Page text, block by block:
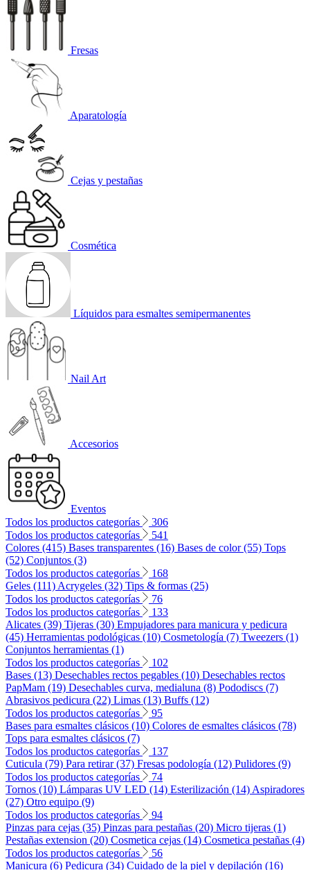
Fresas
Aparatología
Cejas y pestañas
Cosmética
Líquidos para esmaltes semipermanentes
Nail Art
Accesorios
Eventos
Todos los productos categorías
306
Todos los productos categorías
541
Colores (415) Bases transparentes (16) Bases de color (55) Tops
(52) Conjuntos (3)
Todos los productos categorías
168
Geles (111) Acrygeles (32) Tips & formas (25)
Todos los productos categorías
76
Todos los productos categorías
133
Alicates (39) Tijeras (30) Empujadores para manicura y pedicura
(45) Herramientas podológicas (10) Cosmetología (7) Tweezers (1)
Conjuntos herramientas (1)
Todos los productos categorías
102
Bases (13) Desechables rectos pegables (10) Desechables rectos
PapMam (19) Desechables curva, medialuna (8) Pododiscs (7)
Abrasivos pedicura (22) Limas (13) Buffs (12)
Todos los productos categorías
95
Bases para esmaltes clásicos (10) Colores de esmaltes clásicos (78)
Tops para esmaltes clásicos (7)
Todos los productos categorías
137
Cuticula (79) Para retirar (37) Fresas podología (12) Pulidores (9)
Todos los productos categorías
74
Tornos (10) Lámparas UV LED (14) Esterilización (14) Aspiradores
(27) Otro equipo (9)
Todos los productos categorías
94
Pinzas para cejas (35) Pinzas para pestañas (20) Micro tijeras (1)
Pestañas extension (20) Cosmetica cejas (14) Cosmetica pestañas (4)
Todos los productos categorías
56
Manicura (6) Pedicura (34) Cuidado de la piel y depilación (16)